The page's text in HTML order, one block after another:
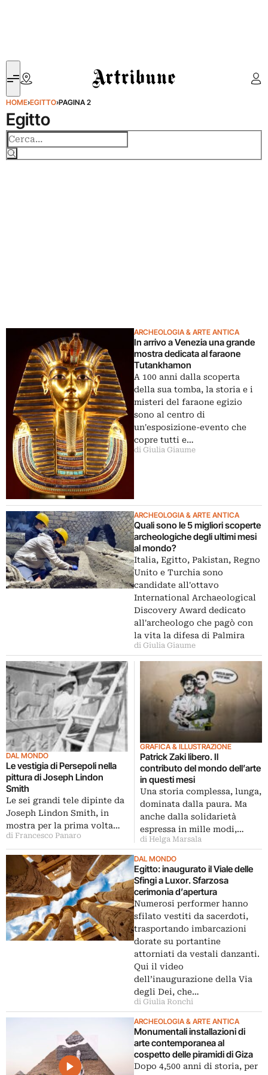
Artribune
HOME›EGITTO›PAGINA 2
Egitto
ARCHEOLOGIA & ARTE ANTICA
In arrivo a Venezia una grande
mostra dedicata al faraone
Tutankhamon
A 100 anni dalla scoperta
della sua tomba, la storia e i
misteri del faraone egizio
sono al centro di
un'esposizione-evento che
copre tutti e…
di Giulia Giaume
ARCHEOLOGIA & ARTE ANTICA
Quali sono le 5 migliori scoperte
archeologiche degli ultimi mesi
al mondo?
Italia, Egitto, Pakistan, Regno
Unito e Turchia sono
candidate all'ottavo
International Archaeological
Discovery Award dedicato
all'archeologo che pagò con
la vita la difesa di Palmira
di Giulia Giaume
DAL MONDO
Le vestigia di Persepoli nella
pittura di Joseph Lindon
Smith
Le sei grandi tele dipinte da
Joseph Lindon Smith, in
mostra per la prima volta…
di Francesco Panaro
GRAFICA & ILLUSTRAZIONE
Patrick Zaki libero. Il
contributo del mondo dell’arte
in questi mesi
Una storia complessa, lunga,
dominata dalla paura. Ma
anche dalla solidarietà
espressa in mille modi,…
di Helga Marsala
DAL MONDO
Egitto: inaugurato il Viale delle
Sfingi a Luxor. Sfarzosa
cerimonia d’apertura
Numerosi performer hanno
sfilato vestiti da sacerdoti,
trasportando imbarcazioni
dorate su portantine
attorniati da vestali danzanti.
Qui il video
dell’inaugurazione della Via
degli Dei, che…
di Giulia Ronchi
ARCHEOLOGIA & ARTE ANTICA
Monumentali installazioni di
arte contemporanea al
cospetto delle piramidi di Giza
Dopo 4,500 anni di storia, per